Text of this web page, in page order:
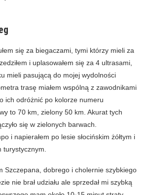
się za biegaczami, tymi którzy mieli za
i uplasowałem się za 4 ultrasami,
mieli pasującą do mojej wydolności
trasę miałem wspólną z zawodnikami
ich odróżnić po kolorze numeru
to 70 km, zielony 50 km. Akurat tych
się w zielonych barwach.
i napierałem po lesie słocińskim żółtym i
Szczepana, dobrego i cholernie szybkiego
nie brał udziału ale sprzedał mi szybką